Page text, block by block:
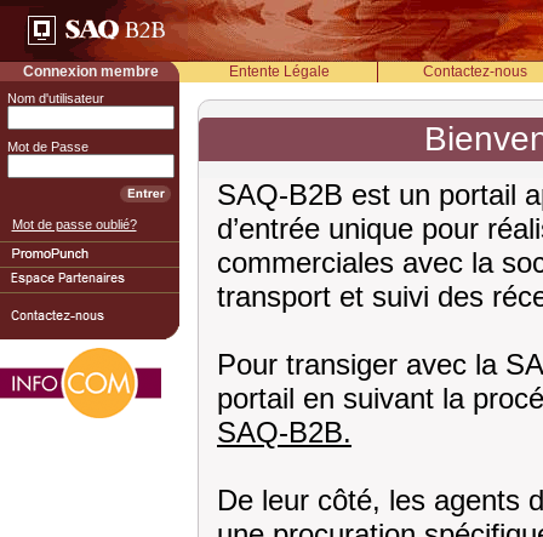
Connexion membre Entente Légale Contactez-nous
Nom d'utilisateur
Mot de Passe
Mot de passe oublié?
SAQ-B2B est un portail
d’entrée unique pour
commerciales avec la
transport et suivi des
Pour transiger avec la
portail en suivant la
SAQ-B2B.
De leur côté, les agents